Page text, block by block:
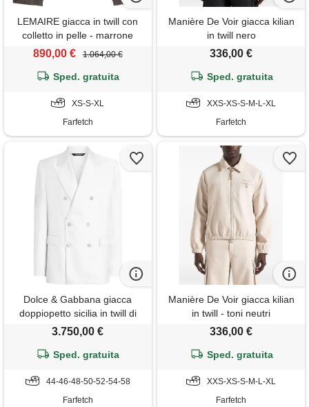
LEMAIRE giacca in twill con
colletto in pelle - marrone
890,00 € 1.064,00 €
Sped. gratuita
XS-S-XL
Farfetch
Manière De Voir giacca kilian
in twill nero
336,00 €
Sped. gratuita
XXS-XS-S-M-L-XL
Farfetch
Dolce & Gabbana giacca
doppiopetto sicilia in twill di
seta - bianco
3.750,00 €
Sped. gratuita
44-46-48-50-52-54-58
Farfetch
Manière De Voir giacca kilian
in twill - toni neutri
336,00 €
Sped. gratuita
XXS-XS-S-M-L-XL
Farfetch